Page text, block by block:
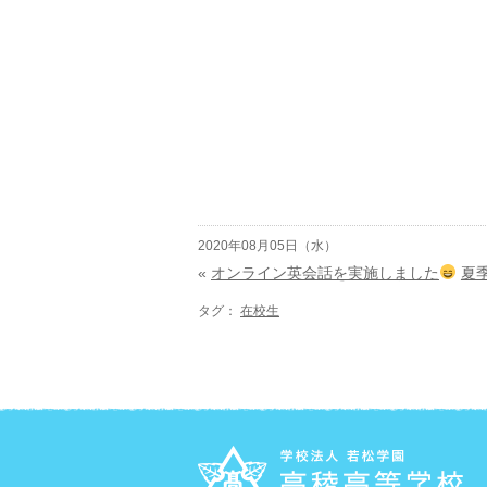
2020年08月05日（水）
« オンライン英会話を実施しました 夏
タグ： 在校生